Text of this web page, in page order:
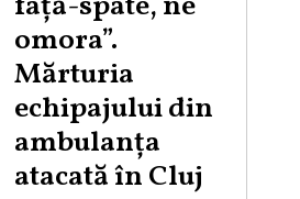
omora”.
Mărturia
echipajului din
ambulanța
atacată în Cluj